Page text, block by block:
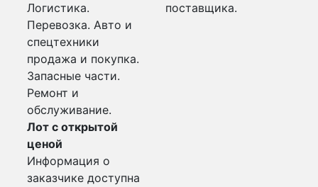
Логистика.
Перевозка. Авто и
спецтехники
продажа и покупка.
Запасные части.
Ремонт и
обслуживание.
Лот с открытой
ценой
Информация о
заказчике доступна
поставщика.